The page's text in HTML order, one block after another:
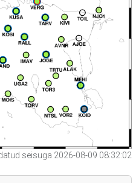
seisuga 2026-08-09 08:32:02